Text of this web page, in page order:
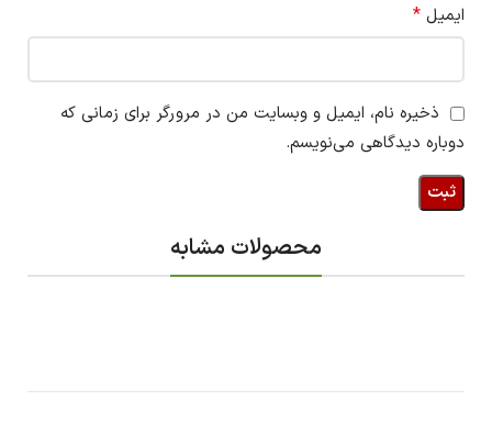
ایمیل *
ذخیره نام، ایمیل و وبسایت من در مرورگر برای زمانی که
دوباره دیدگاهی می‌نویسم.
محصولات مشابه